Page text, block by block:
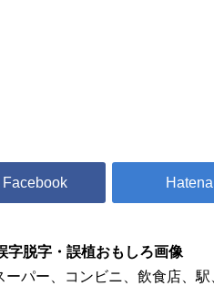
字脱字・誤植おもしろ画像
パー、コンビニ、飲食店、